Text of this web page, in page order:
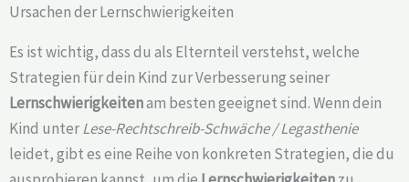
Ursachen der Lernschwierigkeiten
Es ist wichtig, dass du als Elternteil verstehst, welche
Strategien für dein Kind zur Verbesserung seiner
Lernschwierigkeitenam besten geeignet sind. Wenn dein
Kind unterLese-Rechtschreib-Schwäche / Legasthenie
leidet, gibt es eine Reihe von konkreten Strategien, die du